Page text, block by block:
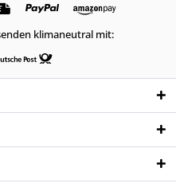
klimaneutral mit: